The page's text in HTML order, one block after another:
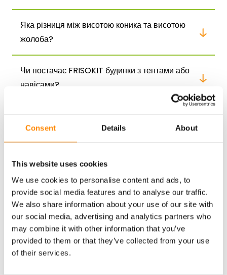
Consent Details About
This website uses cookies
We use cookies to personalise content and ads, to
provide social media features and to analyse our traffic.
We also share information about your use of our site with
our social media, advertising and analytics partners who
may combine it with other information that you’ve
provided to them or that they’ve collected from your use
of their services.
Яка різниця між висотою коника та висотою
жолоба?
Чи постачає FRISOKIT будинки з тентами або
навісами?
сам” з плоским дахом?
Чи виготовляє FRISOKIT відкриті будівлі?
У яких кольорах наявні збірні конструкції?
Які існують варіанти збірних конструкцій?